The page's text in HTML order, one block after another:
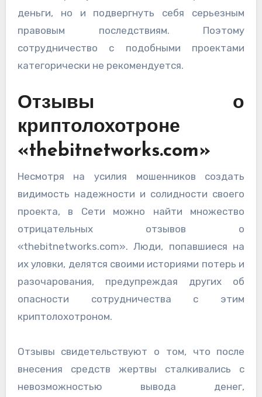
деньги, но и подвергнуть себя серьезным
правовым последствиям. Поэтому
сотрудничество с подобными проектами
категорически не рекомендуется.
Отзывы о
криптолохотроне
«thebitnetworks.com»
Несмотря на усилия мошенников создать
видимость надежности и солидности своего
проекта, в Сети можно найти множество
отрицательных отзывов о
«thebitnetworks.com». Люди, попавшиеся на
их уловки, делятся своими историями потерь и
разочарования, предупреждая других об
опасности сотрудничества с этим
криптолохотроном.
Отзывы свидетельствуют о том, что после
внесения средств жертвы сталкивались с
невозможностью вывода денег,